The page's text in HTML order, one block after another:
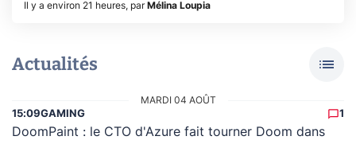
Il y a environ 21 heures, par Mélina Loupia
Actualités
MARDI 04 AOÛT
15:09GAMING 1
DoomPaint : le CTO d'Azure fait tourner Doom dans